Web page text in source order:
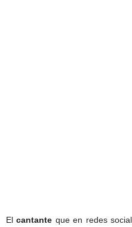
Elcantante que en redes